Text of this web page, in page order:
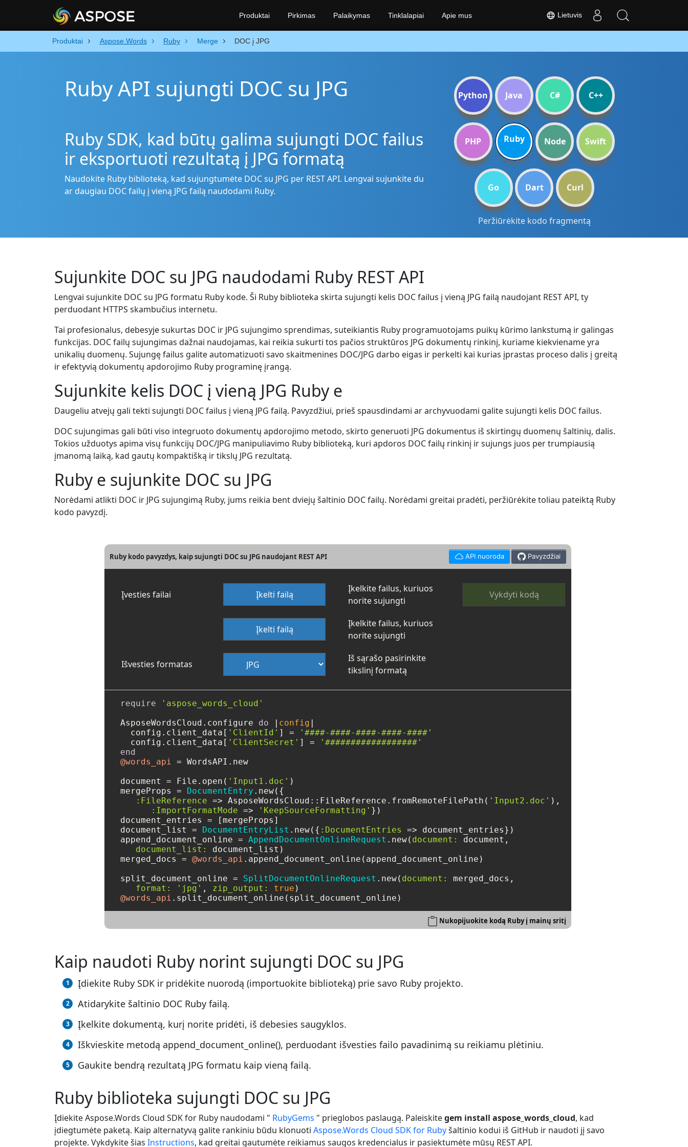
Produktai Aspose.Words Ruby Merge DOC į JPG
Ruby API sujungti DOC su JPG
Ruby SDK, kad būtų galima sujungti DOC failus
ir eksportuoti rezultatą į JPG formatą
Naudokite Ruby biblioteką, kad sujungtumėte DOC su JPG per REST API. Lengvai sujunkite du
ar daugiau DOC failų į vieną JPG failą naudodami Ruby.
Python Java C# C++
PHP Ruby Node Swift
Go Dart Curl
Peržiūrėkite kodo fragmentą
Sujunkite DOC su JPG naudodami Ruby REST API
Lengvai sujunkite DOC su JPG formatu Ruby kode. Ši Ruby biblioteka skirta sujungti kelis DOC failus į vieną JPG failą naudojant REST API, ty
perduodant HTTPS skambučius internetu.
Tai profesionalus, debesyje sukurtas DOC ir JPG sujungimo sprendimas, suteikiantis Ruby programuotojams puikų kūrimo lankstumą ir galingas
funkcijas. DOC failų sujungimas dažnai naudojamas, kai reikia sukurti tos pačios struktūros JPG dokumentų rinkinį, kuriame kiekviename yra
unikalių duomenų. Sujungę failus galite automatizuoti savo skaitmenines DOC/JPG darbo eigas ir perkelti kai kurias įprastas proceso dalis į greitą
ir efektyvią dokumentų apdorojimo Ruby programinę įrangą.
Sujunkite kelis DOC į vieną JPG Ruby e
Daugeliu atvejų gali tekti sujungti DOC failus į vieną JPG failą. Pavyzdžiui, prieš spausdindami ar archyvuodami galite sujungti kelis DOC failus.
DOC sujungimas gali būti viso integruoto dokumentų apdorojimo metodo, skirto generuoti JPG dokumentus iš skirtingų duomenų šaltinių, dalis.
Tokios užduotys apima visų funkcijų DOC/JPG manipuliavimo Ruby biblioteką, kuri apdoros DOC failų rinkinį ir sujungs juos per trumpiausią
įmanomą laiką, kad gautų kompaktišką ir tikslų JPG rezultatą.
Ruby e sujunkite DOC su JPG
Norėdami atlikti DOC ir JPG sujungimą Ruby, jums reikia bent dviejų šaltinio DOC failų. Norėdami greitai pradėti, peržiūrėkite toliau pateiktą Ruby
kodo pavyzdį.
Ruby kodo pavyzdys, kaip sujungti DOC su JPG naudojant REST API API nuoroda Pavyzdžiai
Įvesties failai Įkelti failą
Įkelkite failus, kuriuos
norite sujungti
Vykdyti kodą
Įkelti failą
Įkelkite failus, kuriuos
norite sujungti
Išvesties formatas
Iš sąrašo pasirinkite
tikslinį formatą
require
'aspose_words_cloud'
AsposeWordsCloud.configure do config
  config.client_data[
'ClientId' ] =
'####-####-####-####-####'
  config.client_data[
'ClientSecret' ] =
'##################'
end
@words_api = WordsAPI.new
document = File.open( 'Input1.doc' )
mergeProps =
DocumentEntry .new({
:FileReference => AsposeWordsCloud::FileReference.fromRemoteFilePath( 'Input2.doc' ),
:ImportFormatMode => 'KeepSourceFormatting' })
document_entries = [mergeProps]
document_list =
DocumentEntryList .new({ :DocumentEntries
=> document_entries})
append_document_online = AppendDocumentOnlineRequest .new( document:
document,
document_list:
document_list)
merged_docs = @words_api .append_document_online(append_document_online)
split_document_online = SplitDocumentOnlineRequest .new( document:
merged_docs,
format:
'jpg' , zip_output: true
@words_api
Nukopijuokite kodą Ruby į mainų sritį
Kaip naudoti Ruby norint sujungti DOC su JPG
Įdiekite Ruby SDK ir pridėkite nuorodą (importuokite biblioteką) prie savo Ruby projekto.
Atidarykite šaltinio DOC Ruby failą.
Įkelkite dokumentą, kurį norite pridėti, iš debesies saugyklos.
Iškvieskite metodą append_document_online(), perduodant išvesties failo pavadinimą su reikiamu plėtiniu.
Gaukite bendrą rezultatą JPG formatu kaip vieną failą.
Ruby biblioteka sujungti DOC su JPG
Įdiekite Aspose.Words Cloud SDK for Ruby naudodami " RubyGems " prieglobos paslaugą. Paleiskitegem install aspose_words_cloud, kad
įdiegtumėte paketą. Kaip alternatyvą galite rankiniu būdu klonuoti Aspose.Words Cloud SDK for Rubyšaltinio kodui iš GitHub ir naudoti jį savo
projekte. Vykdykite šias Instructions, kad greitai gautumėte reikiamus saugos kredencialus ir pasiektumėte mūsų REST API.
Lietuvis
Produktai Pirkimas Palaikymas Tinklalapiai Apie mus